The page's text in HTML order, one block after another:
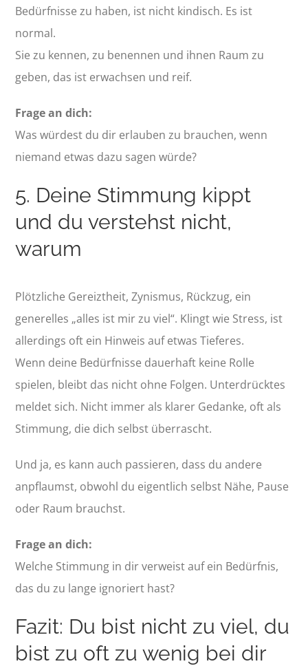
Bedürfnisse zu haben, ist nicht kindisch. Es ist
normal.
Sie zu kennen, zu benennen und ihnen Raum zu
geben, das ist erwachsen und reif.
Frage an dich:
Was würdest du dir erlauben zu brauchen, wenn
niemand etwas dazu sagen würde?
5. Deine Stimmung kippt
und du verstehst nicht,
warum
Plötzliche Gereiztheit, Zynismus, Rückzug, ein
generelles „alles ist mir zu viel“. Klingt wie Stress, ist
allerdings oft ein Hinweis auf etwas Tieferes.
Wenn deine Bedürfnisse dauerhaft keine Rolle
spielen, bleibt das nicht ohne Folgen. Unterdrücktes
meldet sich. Nicht immer als klarer Gedanke, oft als
Stimmung, die dich selbst überrascht.
Und ja, es kann auch passieren, dass du andere
anpflaumst, obwohl du eigentlich selbst Nähe, Pause
oder Raum brauchst.
Frage an dich:
Welche Stimmung in dir verweist auf ein Bedürfnis,
das du zu lange ignoriert hast?
Fazit: Du bist nicht zu viel, du
bist zu oft zu wenig bei dir